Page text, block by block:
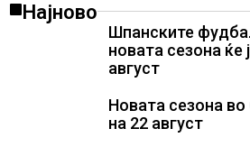
Најново
Шпанските
новата сезона ќе
август
Новата сезона во
на 22 август